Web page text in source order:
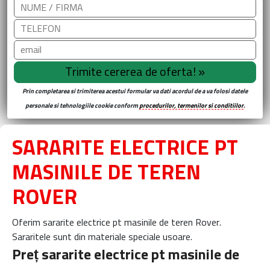
Prin completarea si trimiterea acestui formular va dati acordul de a va folosi datele
personale si tehnologiile cookie conformprocedurilor, termenilor si conditiilor.
SARARITE ELECTRICE PT
MASINILE DE TEREN
ROVER
Oferim sararite electrice pt masinile de teren Rover.
Sararitele sunt din materiale speciale usoare.
Preț sararite electrice pt masinile de